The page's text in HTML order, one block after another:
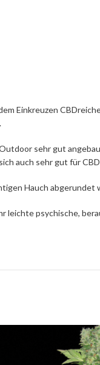
Einkreuzen
sehr gut
auch sehr gut für
Hauch abgerundet
leichte psychische,